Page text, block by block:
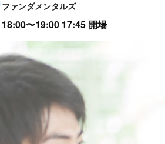
ファンダメンタルズ
18:00〜19:00 17:45